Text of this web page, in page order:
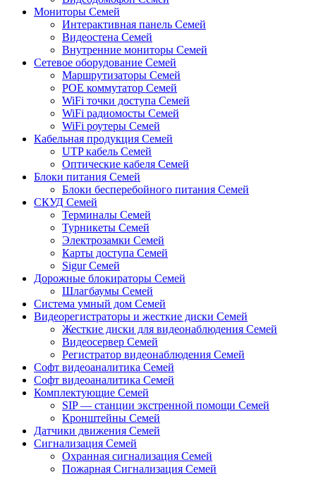
Мониторы Семей
Интерактивная панель Семей
Видеостена Семей
Внутренние мониторы Семей
Сетевое оборудование Семей
Маршрутизаторы Семей
POE коммутатор Семей
WiFi точки доступа Семей
WiFi радиомосты Семей
WiFi роутеры Семей
Кабельная продукция Семей
UTP кабель Семей
Оптические кабеля Семей
Блоки питания Семей
Блоки бесперебойного питания Семей
СКУД Семей
Терминалы Семей
Турникеты Семей
Электрозамки Семей
Карты доступа Семей
Sigur Семей
Дорожные блокираторы Семей
Шлагбаумы Семей
Система умный дом Семей
Видеорегистраторы и жесткие диски Семей
Жесткие диски для видеонаблюдения Семей
Видеосервер Семей
Регистратор видеонаблюдения Семей
Софт видеоаналитика Семей
Софт видеоаналитика Семей
Комплектующие Семей
SIP — станции экстренной помощи Семей
Кронштейны Семей
Датчики движения Семей
Сигнализация Семей
Охранная сигнализация Семей
Пожарная Сигнализация Семей